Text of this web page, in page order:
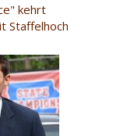
kehrt
Staffelhoch